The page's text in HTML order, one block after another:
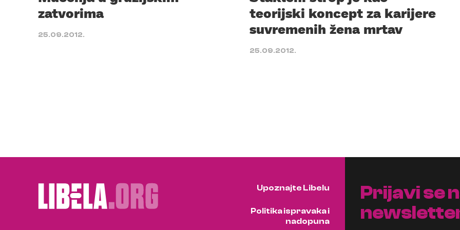
zatvorima
25.09.2012.
teorijski koncept za karijere
suvremenih žena mrtav
25.09.2012.
Upoznajte Libelu
Politika ispravaka i
nadopuna
Prijavi se